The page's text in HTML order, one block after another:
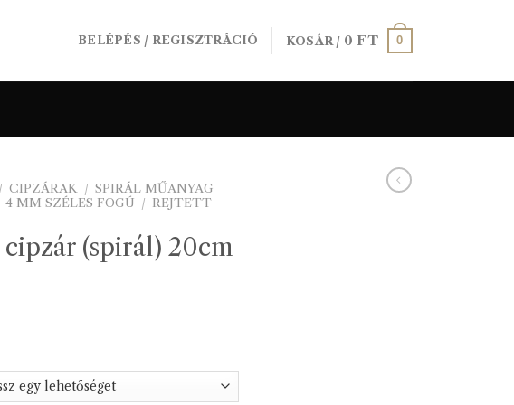
BELÉPÉS / REGISZTRÁCIÓ KOSÁR / 0FT 0
/ CIPZÁRAK / SPIRÁL MŰANYAG
4 MM SZÉLES FOGÚ / REJTETT
(spirál) 20cm